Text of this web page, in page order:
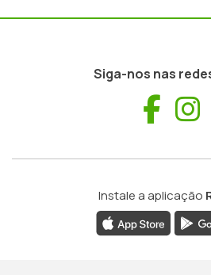
Siga-nos nas
Instale a aplicação